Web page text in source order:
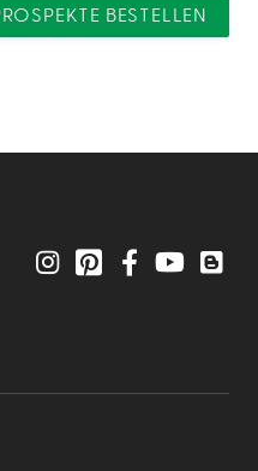
BESTELLEN
InstagramPinterestFacebookYouTube